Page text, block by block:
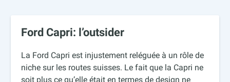
Ford Capri: l’outsider
La Ford Capri est injustement reléguée à un rôle de
niche sur les routes suisses. Le fait que la Capri ne
soit plus ce qu’elle était en termes de design ne